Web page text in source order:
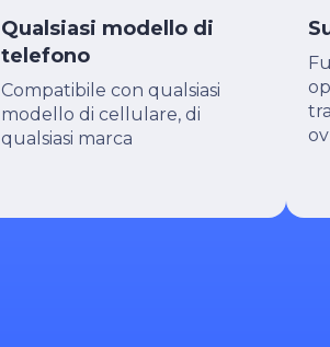
Qualsiasi modello di
telefono
Compatibile con qualsiasi
modello di cellulare, di
qualsiasi marca